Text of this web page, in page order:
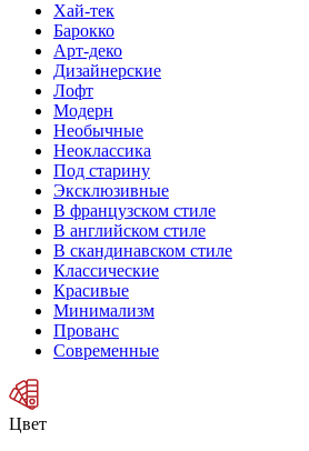
Хай-тек
Барокко
Арт-деко
Дизайнерские
Лофт
Модерн
Необычные
Неоклассика
Под старину
Эксклюзивные
В французском стиле
В английском стиле
В скандинавском стиле
Классические
Красивые
Минимализм
Прованс
Современные
Цвет